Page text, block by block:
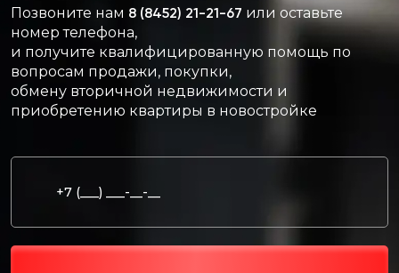
Позвоните нам 8 (8452) 21-21-67 или оставьте
номер телефона,
и получите квалифицированную помощь по
вопросам продажи, покупки,
обмену вторичной недвижимости и
приобретению квартиры в новостройке